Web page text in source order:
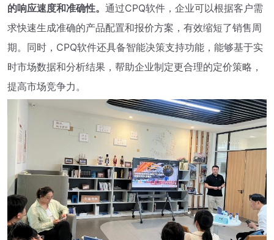
的响应速度和准确性。 通过CPQ软件，企业可以根据客户需
求快速生成准确的产品配置和报价方案，有效缩短了销售周
期。同时，CPQ软件还具备智能决策支持功能，能够基于实
时市场数据和分析结果，帮助企业制定更合理的定价策略，
提高市场竞争力。